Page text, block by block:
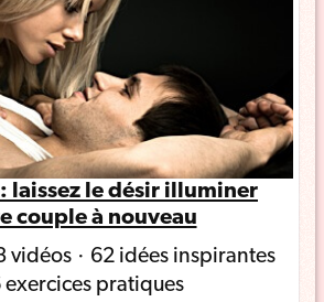
: laissez le désir illuminer
couple à nouveau
vidéos
62 idées inspirantes
exercices pratiques